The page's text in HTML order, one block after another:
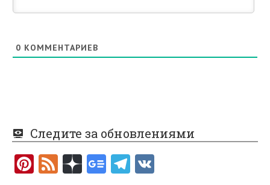
0 КОММЕНТАРИЕВ
Следите за обновлениями
Pi F